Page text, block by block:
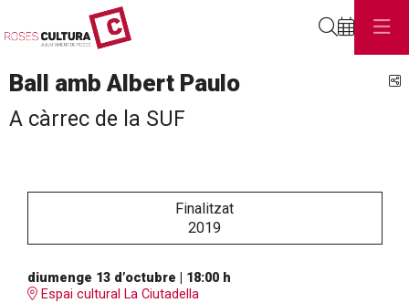
Ball amb Albert Paulo
A càrrec de la SUF
Finalitzat
2019
diumenge 13 d’octubre
18:00 h
Espai cultural La Ciutadella